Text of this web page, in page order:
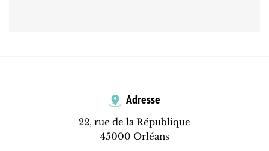
Adresse
22, rue de la République
45000 Orléans